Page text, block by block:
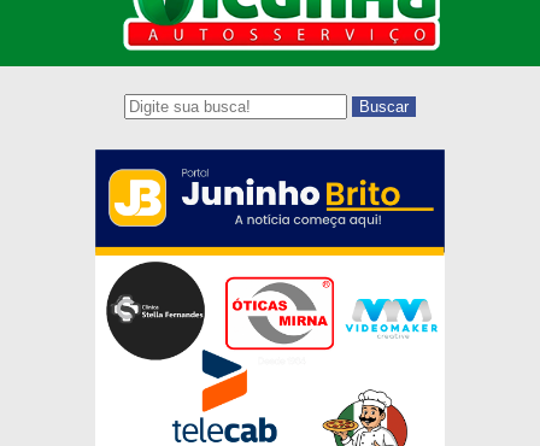
Buscar